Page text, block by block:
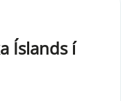
Íslands í